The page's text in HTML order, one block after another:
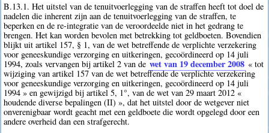
B.13.1. Het uitstel van de tenuitvoerlegging van de straffen heeft tot doel de
nadelen die inherent zijn aan de tenuitvoerlegging van de straffen, te
beperken en de re-integratie van de veroordeelde niet in het gedrang te
brengen. Het kan worden bevolen met betrekking tot geldboeten. Bovendien
blijkt uit artikel 157, § 1, van de wet betreffende de verplichte verzekering
voor geneeskundige verzorging en uitkeringen, gecoördineerd op 14 juli
1994, zoals vervangen bij artikel 2 van de wet van 19 december 2008 « tot
wijziging van artikel 157 van de wet betreffende de verplichte verzekering
voor geneeskundige verzorging en uitkeringen, gecoördineerd op 14 juli
1994 » en gewijzigd bij artikel 5, 1°, van de wet van 29 maart 2012 «
houdende diverse bepalingen (II) », dat het uitstel door de wetgever niet
onverenigbaar wordt geacht met een geldboete die wordt opgelegd door een
andere overheid dan een strafgerecht.